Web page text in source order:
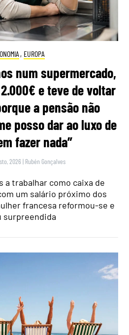
, EUROPA
num supermercado,
e teve de voltar
a pensão não
posso dar ao luxo de
fazer nada”
2026 | Rubén Gonçalves
a trabalhar como caixa de
um salário próximo dos
francesa reformou-se e
surpreendida